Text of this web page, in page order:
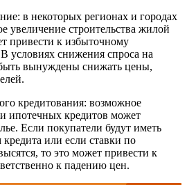
в некоторых регионах и городах
увеличение строительства жилой
привести к избыточному
условиях снижения спроса на
вынуждены снижать цены,
кредитования: возможное
ипотечных кредитов может
Если покупатели будут иметь
или если ставки по
то это может привести к
к падению цен.